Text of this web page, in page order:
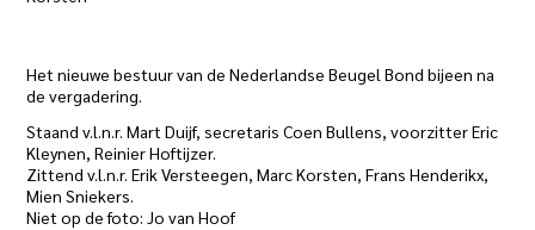
Het nieuwe bestuur van de Nederlandse Beugel Bond bijeen na
de vergadering.
Staand v.l.n.r. Mart Duijf, secretaris Coen Bullens, voorzitter Eric
Kleynen, Reinier Hoftijzer.
Zittend v.l.n.r. Erik Versteegen, Marc Korsten, Frans Henderikx,
Mien Sniekers.
Niet op de foto: Jo van Hoof